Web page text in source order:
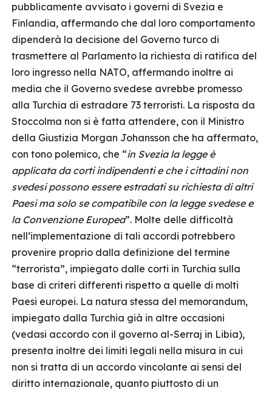
pubblicamente avvisato i governi di Svezia e
Finlandia, affermando che dal loro comportamento
dipenderà la decisione del Governo turco di
trasmettere al Parlamento la richiesta di ratifica del
loro ingresso nella NATO, affermando inoltre ai
media che il Governo svedese avrebbe promesso
alla Turchia di estradare 73 terroristi. La risposta da
Stoccolma non si è fatta attendere, con il Ministro
della Giustizia Morgan Johansson che ha affermato,
con tono polemico, che “in Svezia la legge è
applicata da corti indipendenti e che i cittadini non
svedesi possono essere estradati su richiesta di altri
Paesi ma solo se compatibile con la legge svedese e
la Convenzione Europea”. Molte delle difficoltà
nell’implementazione di tali accordi potrebbero
provenire proprio dalla definizione del termine
“terrorista”, impiegato dalle corti in Turchia sulla
base di criteri differenti rispetto a quelle di molti
Paesi europei. La natura stessa del memorandum,
impiegato dalla Turchia già in altre occasioni
(vedasi accordo con il governo al-Serraj in Libia),
presenta inoltre dei limiti legali nella misura in cui
non si tratta di un accordo vincolante ai sensi del
diritto internazionale, quanto piuttosto di un